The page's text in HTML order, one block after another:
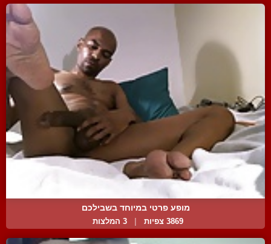
מופע פרטי במיוחד בשבילכם
3869 צפיות | 3 המלצות